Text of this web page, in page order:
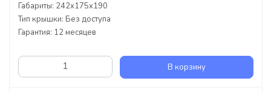
Габариты: 242x175x190
Тип крышки: Без доступа
Гарантия: 12 месяцев
В корзину